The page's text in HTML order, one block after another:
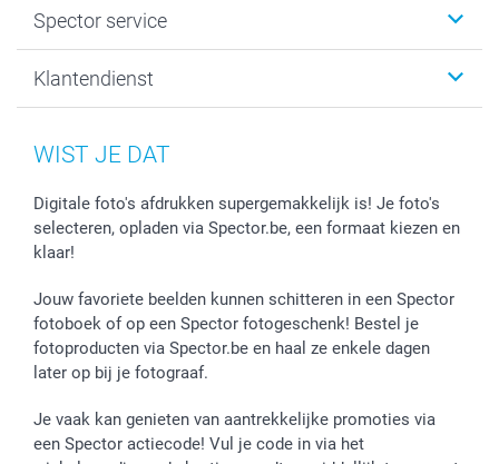
Fotoboeken
Fotoprints, Fotoposter & Fotoalbum met fotoprints
Fotokaders, Decoratie en Snoepjes
Stickers en Etiketten
Sitemap
Privacybeleid
Spector service
smartbonus
Mijn orderstatus
Klantendienst
WIST JE DAT
Digitale foto's afdrukken supergemakkelijk is! Je foto's
selecteren, opladen via Spector.be, een formaat kiezen en
klaar!
Jouw favoriete beelden kunnen schitteren in een Spector
fotoboek of op een Spector fotogeschenk! Bestel je
fotoproducten via Spector.be en haal ze enkele dagen
later op bij je fotograaf.
Je vaak kan genieten van aantrekkelijke promoties via
een Spector actiecode! Vul je code in via het